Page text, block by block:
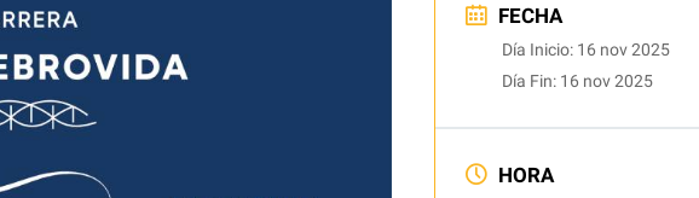
FECHA
Día Inicio: 16 nov 2025
Día Fin: 16 nov 2025
HORA